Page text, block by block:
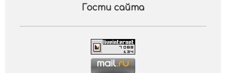
Гости сайта